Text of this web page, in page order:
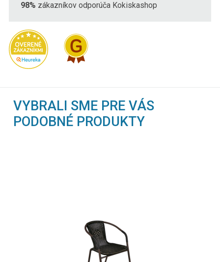
98% zákazníkov odporúča Kokiskashop
VYBRALI SME PRE VÁS
PODOBNÉ PRODUKTY